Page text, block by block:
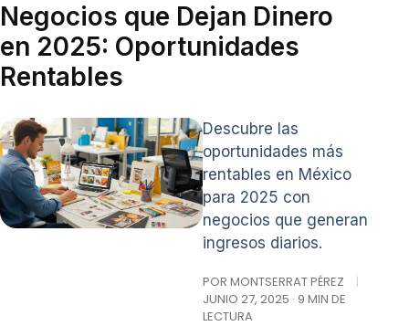
Negocios que Dejan Dinero
en 2025: Oportunidades
Rentables
Descubre las
oportunidades más
rentables en México
para 2025 con
negocios que generan
ingresos diarios.
POR MONTSERRAT PÉREZ
|
JUNIO 27, 2025 · 9 MIN DE
LECTURA